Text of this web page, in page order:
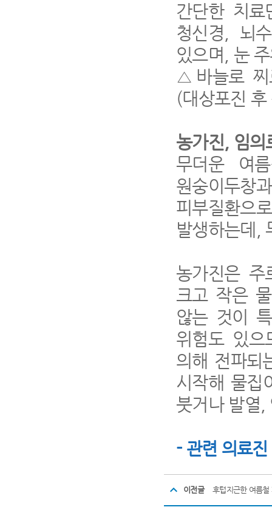
간단한 치료
청신경, 뇌
있으며 , 눈
△ 바늘로
(대상포진 후
농가진, 임의
무더운 여
원숭이두창
피부질환으로
발생하는데 ,
농가진은
크고 작은
않는 것이
위험도 있으
의해 전파되
시작해 물집
붓거나 발열,
- 관련 의
이전글 후텁지근한 여름철